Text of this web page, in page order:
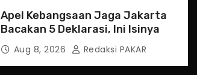
Apel Kebangsaan Jaga Jakarta
Bacakan 5 Deklarasi, Ini Isinya
Aug 8, 2026 Redaksi PAKAR